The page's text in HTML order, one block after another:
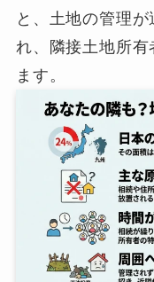
と、土地の管理
れ、隣接土地所有
ます。